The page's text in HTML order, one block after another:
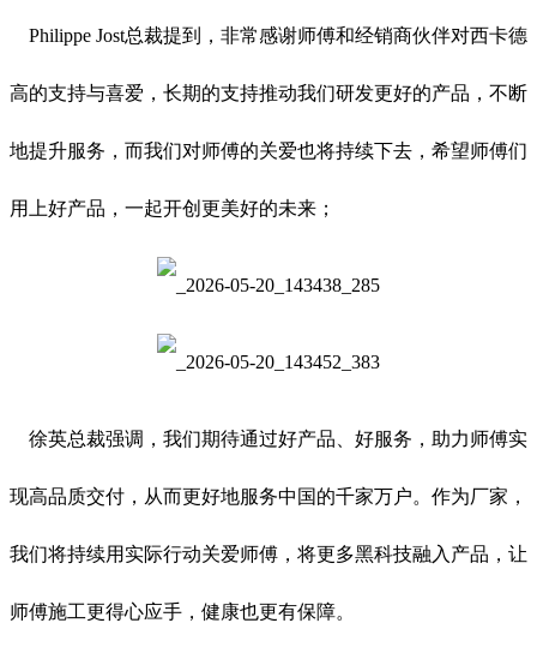
Philippe Jost总裁提到，非常感谢师傅和经销商伙伴对西卡德
高的支持与喜爱，长期的支持推动我们研发更好的产品，不断
地提升服务，而我们对师傅的关爱也将持续下去，希望师傅们
用上好产品，一起开创更美好的未来；
徐英总裁强调，我们期待通过好产品、好服务，助力师傅实
现高品质交付，从而更好地服务中国的千家万户。作为厂家，
我们将持续用实际行动关爱师傅，将更多黑科技融入产品，让
师傅施工更得心应手，健康也更有保障。